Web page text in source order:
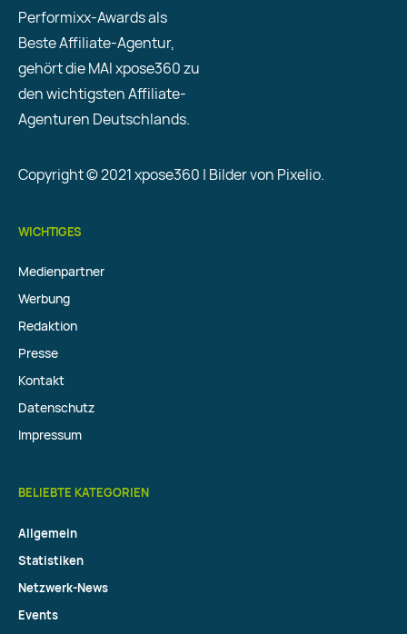
Performixx-Awards als
Beste Affiliate-Agentur,
gehört die MAI xpose360 zu
den wichtigsten Affiliate-
Agenturen Deutschlands.
Copyright © 2021 xpose360 | Bilder von Pixelio.
WICHTIGES
Medienpartner
Werbung
Redaktion
Presse
Kontakt
Datenschutz
Impressum
BELIEBTE KATEGORIEN
Allgemein
Statistiken
Netzwerk-News
Events